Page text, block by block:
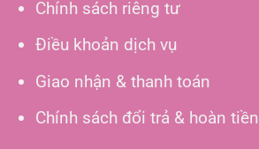
Chính sách riêng tư
Điều khoản dịch vụ
Giao nhận & thanh toán
Chính sách đổi trả & hoàn tiền